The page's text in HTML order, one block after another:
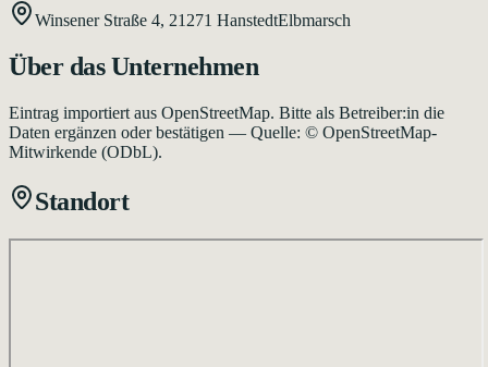
Winsener Straße 4, 21271 HanstedtElbmarsch
Über das Unternehmen
Eintrag importiert aus OpenStreetMap. Bitte als Betreiber:in die
Daten ergänzen oder bestätigen — Quelle: © OpenStreetMap-
Mitwirkende (ODbL).
Standort